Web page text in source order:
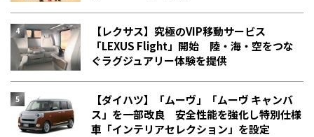
【レクサス】究極のVIP移動サービス
「LEXUS Flight」開始 陸・海・空をつな
ぐラグジュアリー体験を提供
【ダイハツ】「ムーヴ」「ムーヴ キャンバ
ス」を一部改良 安全性能を強化し特別仕様
車「インテリアセレクション」を設定